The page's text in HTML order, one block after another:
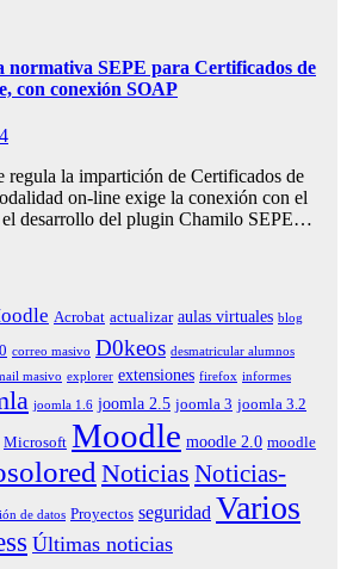
normativa SEPE para Certificados de
con conexión SOAP
regula la impartición de Certificados de
on-line exige la conexión con el
el desarrollo del plugin Chamilo SEPE…
Acrobat actualizar aulas virtuales blog
correo masivo D0keos desmatricular alumnos
masivo explorer extensiones firefox informes
joomla 1.6 joomla 2.5 joomla 3 joomla 3.2
Microsoft Moodle moodle 2.0 moodle
Noticias Noticias-
de datos Proyectos seguridad Varios
Últimas noticias